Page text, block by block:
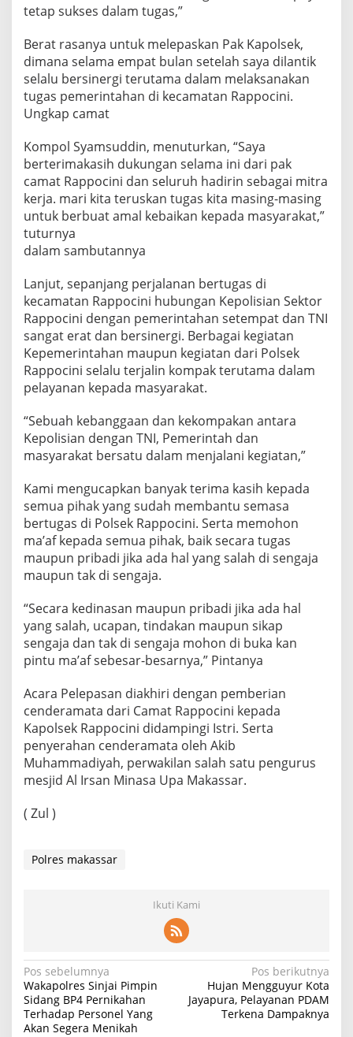
tetap sukses dalam tugas,”
Berat rasanya untuk melepaskan Pak Kapolsek,
dimana selama empat bulan setelah saya dilantik
selalu bersinergi terutama dalam melaksanakan
tugas pemerintahan di kecamatan Rappocini.
Ungkap camat
Kompol Syamsuddin, menuturkan, “Saya
berterimakasih dukungan selama ini dari pak
camat Rappocini dan seluruh hadirin sebagai mitra
kerja. mari kita teruskan tugas kita masing-masing
untuk berbuat amal kebaikan kepada masyarakat,”
tuturnya
dalam sambutannya
Lanjut, sepanjang perjalanan bertugas di
kecamatan Rappocini hubungan Kepolisian Sektor
Rappocini dengan pemerintahan setempat dan TNI
sangat erat dan bersinergi. Berbagai kegiatan
Kepemerintahan maupun kegiatan dari Polsek
Rappocini selalu terjalin kompak terutama dalam
pelayanan kepada masyarakat.
“Sebuah kebanggaan dan kekompakan antara
Kepolisian dengan TNI, Pemerintah dan
masyarakat bersatu dalam menjalani kegiatan,”
Kami mengucapkan banyak terima kasih kepada
semua pihak yang sudah membantu semasa
bertugas di Polsek Rappocini. Serta memohon
ma’af kepada semua pihak, baik secara tugas
maupun pribadi jika ada hal yang salah di sengaja
maupun tak di sengaja.
“Secara kedinasan maupun pribadi jika ada hal
yang salah, ucapan, tindakan maupun sikap
sengaja dan tak di sengaja mohon di buka kan
pintu ma’af sebesar-besarnya,” Pintanya
Acara Pelepasan diakhiri dengan pemberian
cenderamata dari Camat Rappocini kepada
Kapolsek Rappocini didampingi Istri. Serta
penyerahan cenderamata oleh Akib
Muhammadiyah, perwakilan salah satu pengurus
mesjid Al Irsan Minasa Upa Makassar.
( Zul )
Polres makassar
Ikuti Kami
Navigasi
pos
Pos sebelumnya
Wakapolres Sinjai Pimpin
Sidang BP4 Pernikahan
Terhadap Personel Yang
Akan Segera Menikah
Pos berikutnya
Hujan Mengguyur Kota
Jayapura, Pelayanan PDAM
Terkena Dampaknya